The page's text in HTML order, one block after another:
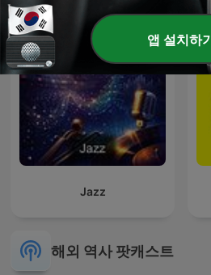
Jazz
해외 역사 팟캐스트
앱 설치하기